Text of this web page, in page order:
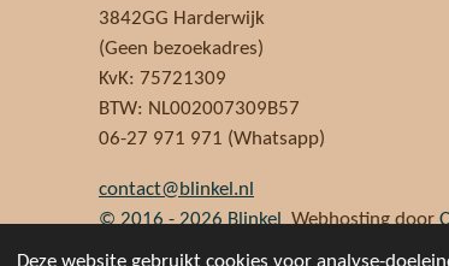
3842GG Harderwijk
(Geen bezoekadres)
KvK: 75721309
BTW: NL002007309B57
06-27 971 971 (Whatsapp)
contact@blinkel.nl
© 2016 - 2026BlinkelWebhosting door